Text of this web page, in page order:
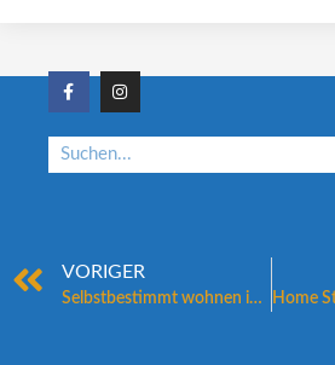
VORIGER
Selbstbestimmt wohnen im Alter – ein Wegweiser